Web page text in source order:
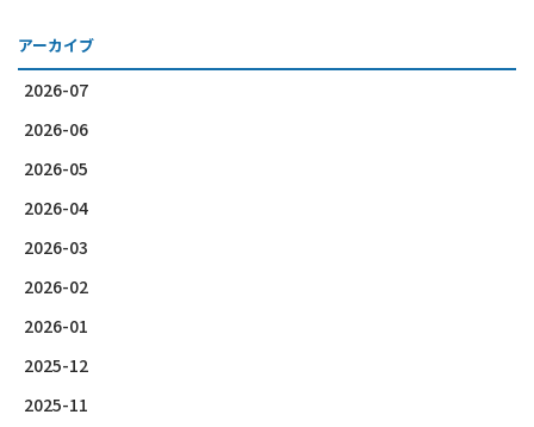
アーカイブ
2026-07
2026-06
2026-05
2026-04
2026-03
2026-02
2026-01
2025-12
2025-11